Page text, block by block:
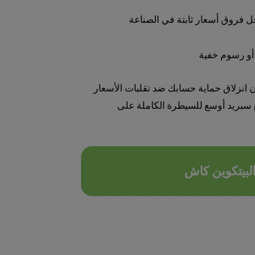
أسعار ثابتة في الصناعة
رسوم خفية
حماية حسابك ضد تقلبات الأسعار
سبريد أوسع للسيطرة الكاملة على
كاش